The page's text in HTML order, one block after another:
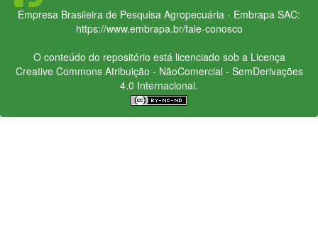
Empresa Brasileira de Pesquisa Agropecuária - Embrapa SAC:
https://www.embrapa.br/fale-conosco
O conteúdo do repositório está licenciado sob a Licença
Creative CommonsAtribuição - NãoComercial - SemDerivações
4.0 Internacional.